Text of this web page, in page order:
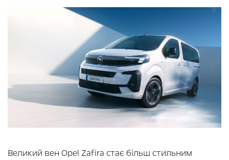
Великий вен Opel Zafira стає більш стильним